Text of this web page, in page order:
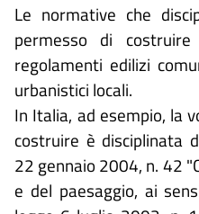
Le normative che
permesso di
regolamenti edilizi
urbanistici locali.
In Italia, ad esempio, la
costruire è disciplinata
22 gennaio 2004, n. 42
e del paesaggio, ai